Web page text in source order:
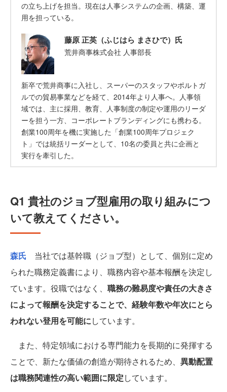
の立ち上げを担当。現在は人事システムの企画、構築、運
用を担っている。
藤原 正英（ふじはら まさひで）氏
荒井商事株式会社 人事部長
新卒で荒井商事に入社し、スーパーのスタッフやポルトガ
ルでの貿易事業などを経て、2014年より人事へ。人事領
域では、主に採用、教育、人事制度の制定や運用のリーダ
ーを担う一方、コーポレートブランディングにも携わる。
創業100周年を機に実施した「創業100周年プロジェク
ト」では統括リーダーとして、10名の委員と共に企画と
実行を牽引した。
Q1 貴社のジョブ型雇用の取り組みにつ
いて教えてください。
森氏 当社では基幹職（ジョブ型）として、個別に定め
られた職務定義書により、職務内容や基本報酬を決定し
ています。役職ではなく、 職務の難易度や責任の大きさ
によって報酬を決定することで、経験年数や年次にとら
われない登用を可能にしています。
また、特定領域における専門能力を長期的に発揮する
ことで、新たな価値の創造が期待されるため、 異動配置
は職務関連性の高い範囲に限定しています。